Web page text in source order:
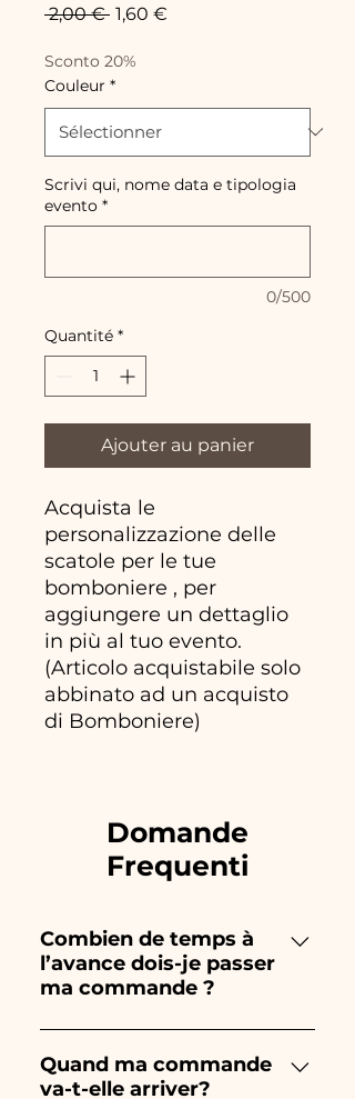
2,00 € Prix
1,60 €
Sconto 20%
Couleur *
Scrivi qui, nome data e tipologia
evento *
0/500
Quantité *
Ajouter au panier
Acquista le
personalizzazione delle
scatole per le tue
bomboniere , per
aggiungere un dettaglio
in più al tuo evento.
(Articolo acquistabile solo
abbinato ad un acquisto
di Bomboniere)
Domande
Frequenti
Combien de temps à
l’avance dois-je passer
ma commande ?
Ceramiche Ania crée et peint
entièrement à la main, donc
leur création prend beaucoup
Quand ma commande
va-t-elle arriver?